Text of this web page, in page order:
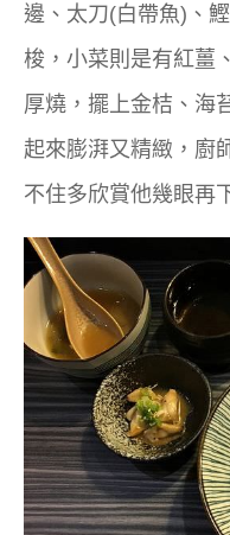
邊、太刀(白帶魚)、
梭，小菜則是有紅薑
厚燒，擺上金桔、海
起來膨湃又精緻，廚
不住多欣賞他幾眼再